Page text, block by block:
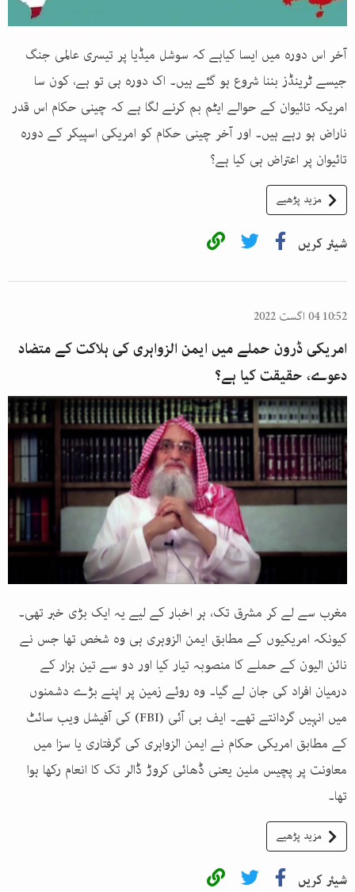
آخر اس دورہ میں ایسا کیاہے کہ سوشل میڈیا پر تیسری عالمی جنگ
جیسے ٹرینڈز بننا شروع ہو گئے ہیں۔ اک دورہ ہی تو ہے، کون سا
امریکہ تائیوان کے حوالے ایٹم بم کرنے لگا ہے کہ چینی حکام اس قدر
ناراض ہو رہے ہیں۔ اور آخر چینی حکام کو امریکی اسپیکر کے دورہ
تائیوان پر اعتراض ہی کیا ہے؟
مزید پڑھیے
شیئر کریں
10:52 04 اگست 2022
امریکی ڈرون حملے میں ایمن الزواہری کی ہلاکت کے متضاد
دعوے، حقیقت کیا ہے؟
مغرب سے لے کر مشرق تک، ہر اخبار کے لیے یہ ایک بڑی خبر تھی۔
کیونکہ امریکیوں کے مطابق ایمن الزوہری ہی وہ شخص تھا جس نے
نائن الیون کے حملے کا منصوبہ تیار کیا اور دو سے تین ہزار کے
درمیان افراد کی جان لے گیا۔ وہ روئے زمین پر اپنے بڑے دشمنوں
میں انہیں گردانتے تھے۔ ایف بی آئی (FBI) کی آفیشل ویب سائٹ
کے مطابق امریکی حکام نے ایمن الزواہری کی گرفتاری یا سزا میں
معاونت پر پچیس ملین یعنی ڈھائی کروڑ ڈالر تک کا انعام رکھا ہوا
تھا۔
مزید پڑھیے
شیئر کریں